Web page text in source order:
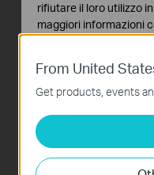
garantendo la
From United
Get products, events
rifiutare il loro utilizzo
maggiori informazioni
Questi cookies sono
funzionamento del sito
nel tuo sistema.
Analytics e Marketing
I cookies analitici ci
attività sul nostro sito